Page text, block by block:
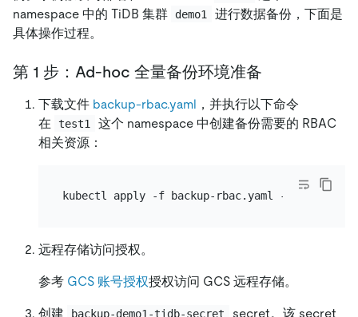
namespace 中的 TiDB 集群
demo1
进行数据备份，下面是
具体操作过程。
第 1 步：Ad-hoc 全量备份环境准备
下载文件 backup-rbac.yaml ，并执行以下命令
在
test1
这个 namespace 中创建备份需要的 RBAC
相关资源：
kubectl apply -f backup-rbac.yaml -n test1
远程存储访问授权。
参考 GCS 账号授权授权访问 GCS 远程存储。
创建 backup-demo1-tidb-secret
secret。该 secret